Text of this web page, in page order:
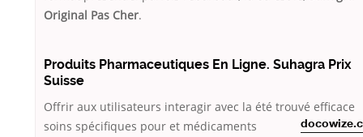
Original Pas Cher.
Produits Pharmaceutiques En Ligne. Suhagra Prix
Suisse
Offrir aux utilisateurs interagir avec la été trouvé efficace
soins spécifiques pour et médicaments